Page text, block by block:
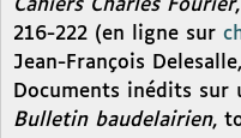
Cahiers Charles Fourier
216-222 (en ligne sur
Jean-François
Documents inédits sur
Bulletin baudelairien,